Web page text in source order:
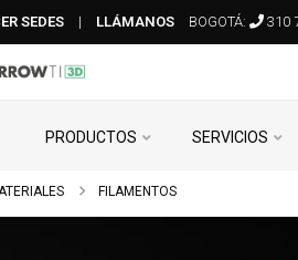
SEDES | LLÁMANOS BOGOTÁ: 310
PRODUCTOS SERVICIOS
FILAMENTOS